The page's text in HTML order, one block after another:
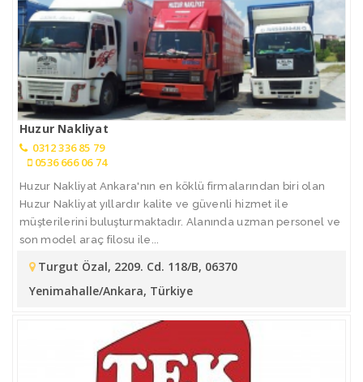
Huzur Nakliyat
0312 336 85 79
0536 666 06 74
Huzur Nakliyat Ankara'nın en köklü firmalarından biri olan
Huzur Nakliyat yıllardır kalite ve güvenli hizmet ile
müşterilerini buluşturmaktadır. Alanında uzman personel ve
son model araç filosu ile...
Turgut Özal, 2209. Cd. 118/B, 06370
Yenimahalle/Ankara, Türkiye